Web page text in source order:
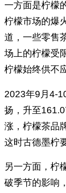
一方面是柠檬
柠檬市场的爆
道，一些零售
场上的柠檬受
柠檬始终供不
2023年9月4-
扬，升至
涨，柠檬茶品
这时古德墨柠
另一方面，柠
破季节的影响